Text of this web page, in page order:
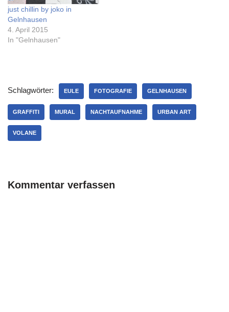
just chillin by joko in
Gelnhausen
4. April 2015
In "Gelnhausen"
Schlagwörter: EULE FOTOGRAFIE GELNHAUSEN
GRAFFITI MURAL NACHTAUFNAHME URBAN ART
VOLANE
Kommentar verfassen